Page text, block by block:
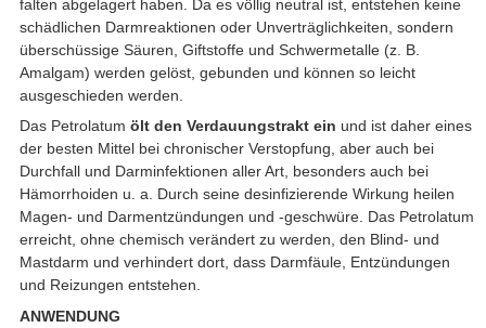
falten abgelagert haben. Da es völlig neutral ist, entstehen keine
schädlichen Darmreaktionen oder Unverträglichkeiten, sondern
überschüssige Säuren, Giftstoffe und Schwermetalle (z. B.
Amalgam) werden gelöst, gebunden und können so leicht
ausgeschieden werden.
Das Petrolatum ölt den Verdauungstrakt ein und ist daher eines
der besten Mittel bei chronischer Verstopfung, aber auch bei
Durchfall und Darminfektionen aller Art, besonders auch bei
Hämorrhoiden u. a. Durch seine desinfizierende Wirkung heilen
Magen- und Darmentzündungen und -geschwüre. Das Petrolatum
erreicht, ohne chemisch verändert zu werden, den Blind- und
Mastdarm und verhindert dort, dass Darmfäule, Entzündungen
und Reizungen entstehen.
ANWENDUNG